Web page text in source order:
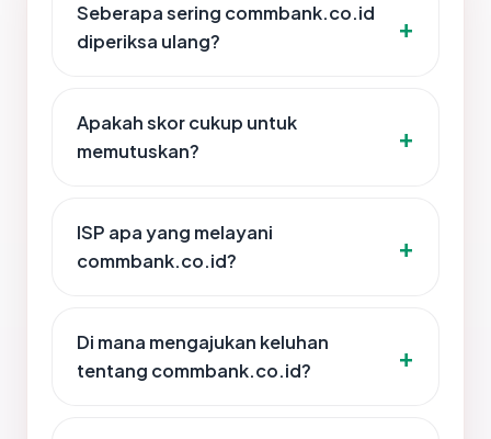
Seberapa sering commbank.co.id
diperiksa ulang?
Apakah skor cukup untuk
memutuskan?
ISP apa yang melayani
commbank.co.id?
Di mana mengajukan keluhan
tentang commbank.co.id?